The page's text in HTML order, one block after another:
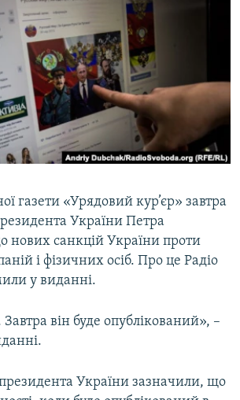
газети «Урядовий кур’єр» завтра
України Петра
санкцій України проти
і фізичних осіб. Про це Радіо
у виданні.
він буде опублікований», –
президента України зазначили, що